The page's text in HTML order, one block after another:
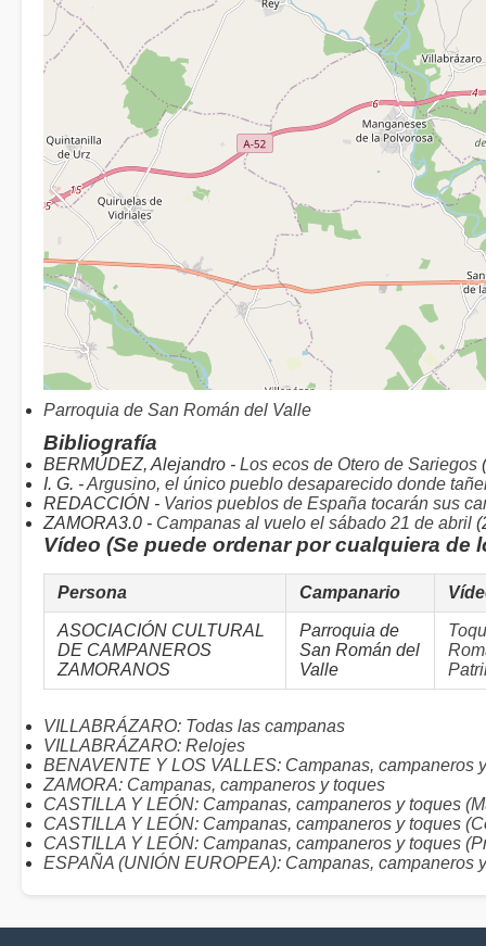
Parroquia de San Román del Valle
Bibliografía
BERMÚDEZ, Alejandro - Los ecos de Otero de Sariegos
I. G. -Argusino, el único pueblo desaparecido donde
REDACCIÓN - Varios pueblos de España tocarán sus
ZAMORA3.0 - Campanas al vuelo el sábado 21 de abril
Vídeo (Se puede ordenar por cualquiera de
Persona Campanario
ASOCIACIÓN CULTURAL
DE CAMPANEROS
ZAMORANOS
Parroquia de
San Román del
Valle
VILLABRÁZARO: Todas las campanas
VILLABRÁZARO: Relojes
BENAVENTE Y LOS VALLES: Campanas, campaneros
ZAMORA: Campanas, campaneros y toques
CASTILLA Y LEÓN: Campanas, campaneros y toques
CASTILLA Y LEÓN: Campanas, campaneros y toques
CASTILLA Y LEÓN: Campanas, campaneros y toques
ESPAÑA (UNIÓN EUROPEA): Campanas, campaneros